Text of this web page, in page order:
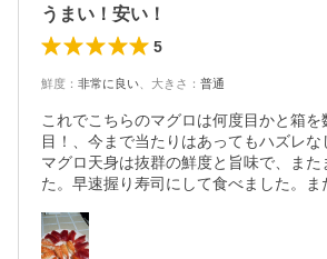
うまい！安い！
5
鮮度 ： 非常に良い 大きさ ： 普通
これでこちらのマグロは何度目かと箱を
目！、今まで当たりはあってもハズレな
マグロ天身は抜群の鮮度と旨味で、また
た。早速握り寿司にして食べました。ま